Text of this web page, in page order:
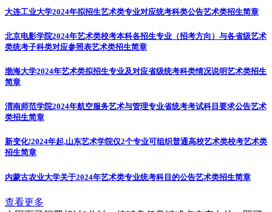
大连工业大学2024年拟招生艺术类专业对应统考科类公告艺术类招生简章
北京电影学院2024年艺术类校考本科各招生专业（招考方向）与各省级艺术
类统考子科类对应参照表艺术类招生简章
渤海大学2024年艺术类拟招生专业及对应省级统考科类情况说明艺术类招生
简章
渭南师范学院2024年航空服务艺术与管理专业省统考考试科目要求公告艺术
类招生简章
新变化!2024年起,山东艺术学院仅2个专业可组织普通高校艺术类校考艺术类
招生简章
内蒙古农业大学关于2024年艺术类专业统考科目的公告艺术类招生简章
查看更多